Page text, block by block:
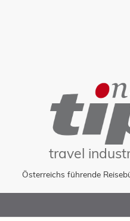
travel
Österreichs führende
to